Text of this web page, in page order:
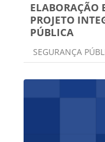
ELABORAÇÃO
PROJETO
PÚBLICA
Categoria do
SEGURANÇA